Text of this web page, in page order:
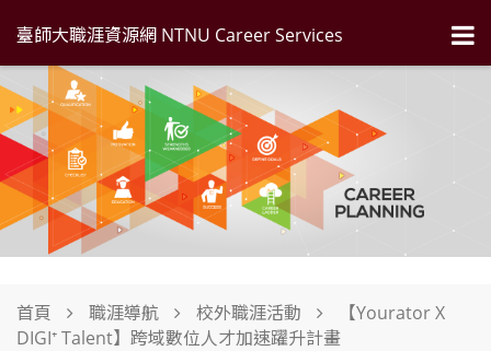
臺師大職涯資源網 NTNU Career Services
首頁 職涯導航 校外職涯活動
【Yourator X
DIGI⁺ Talent】跨域數位人才加速躍升計畫